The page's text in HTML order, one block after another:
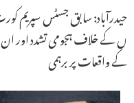
حیدرآباد: سابق جسٹس سپریم
ں کے خلاف ہجومی تشدد اور
کے واقعات پر برہمی